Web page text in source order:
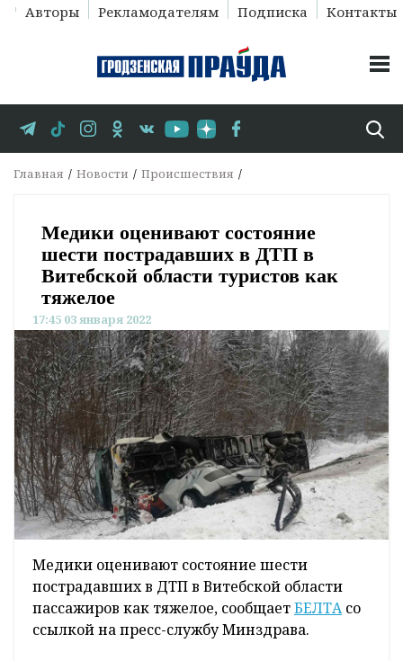
Авторы Рекламодателям Подписка Контакты
Главная Новости Происшествия
Медики оценивают состояние
шести пострадавших в ДТП в
Витебской области туристов как
тяжелое
17:45 03 января 2022
Медики оценивают состояние шести
пострадавших в ДТП в Витебской области
пассажиров как тяжелое, сообщаетБЕЛТАсо
ссылкой на пресс-службу Минздрава.